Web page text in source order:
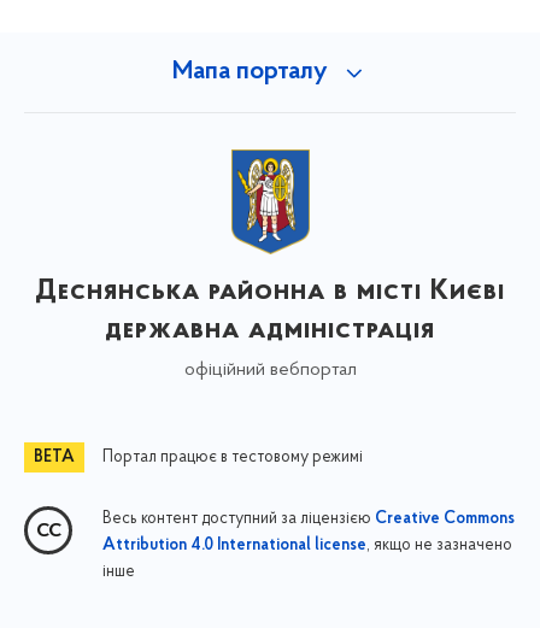
Мапа порталу
Деснянська районна в місті Києві
державна адміністрація
офіційний вебпортал
Портал працює в тестовому режимі
Весь контент доступний за ліцензією Creative Commons
Attribution 4.0 International license, якщо не зазначено
інше